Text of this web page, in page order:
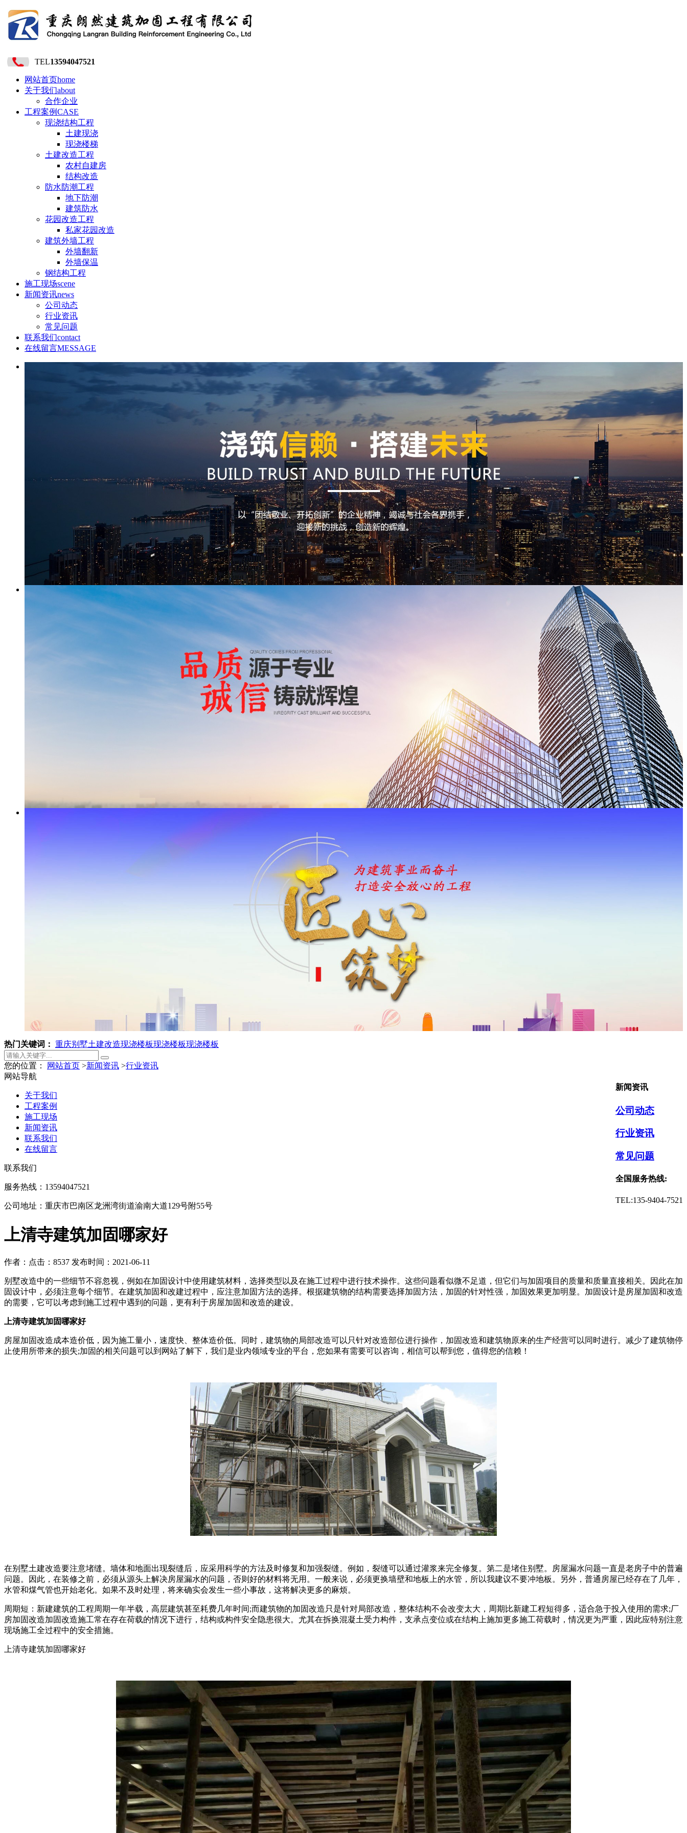
TEL13594047521
网站首页home
关于我们about
合作企业
工程案例CASE
现浇结构工程
土建现浇
现浇楼梯
土建改造工程
农村自建房
结构改造
防水防潮工程
地下防潮
建筑防水
花园改造工程
私家花园改造
建筑外墙工程
外墙翻新
外墙保温
钢结构工程
施工现场scene
新闻资讯news
公司动态
行业资讯
常见问题
联系我们contact
在线留言MESSAGE
热门关键词： 重庆别墅土建改造现浇楼板现浇楼板现浇楼板
您的位置： 网站首页 >新闻资讯 >行业资讯
新闻资讯
公司动态
行业资讯
常见问题
全国服务热线:
TEL:135-9404-7521
上清寺建筑加固哪家好
作者： 点击：8537 发布时间：2021-06-11
别墅改造中的一些细节不容忽视，例如在加固设计中使用建筑材料，选择类型以及在施工过程中进行技术操作。这些问题看似微不足道，但它们与加固项目的质量和质量直接相关。因此在加
固设计中，必须注意每个细节。在建筑加固和改建过程中，应注意加固方法的选择。根据建筑物的结构需要选择加固方法，加固的针对性强，加固效果更加明显。加固设计是房屋加固和改造
的需要，它可以考虑到施工过程中遇到的问题，更有利于房屋加固和改造的建设。
上清寺建筑加固哪家好
房屋加固改造成本造价低，因为施工量小，速度快、整体造价低。同时，建筑物的局部改造可以只针对改造部位进行操作，加固改造和建筑物原来的生产经营可以同时进行。减少了建筑物停
止使用所带来的损失;加固的相关问题可以到网站了解下，我们是业内领域专业的平台，您如果有需要可以咨询，相信可以帮到您，值得您的信赖！
在别墅土建改造要注意堵缝。墙体和地面出现裂缝后，应采用科学的方法及时修复和加强裂缝。例如，裂缝可以通过灌浆来完全修复。第二是堵住别墅。房屋漏水问题一直是老房子中的普遍
问题。因此，在装修之前，必须从源头上解决房屋漏水的问题，否则好的材料将无用。一般来说，必须更换墙壁和地板上的水管，所以我建议不要冲地板。另外，普通房屋已经存在了几年，
水管和煤气管也开始老化。如果不及时处理，将来确实会发生一些小事故，这将解决更多的麻烦。
周期短：新建建筑的工程周期一年半载，高层建筑甚至耗费几年时间;而建筑物的加固改造只是针对局部改造，整体结构不会改变太大，周期比新建工程短得多，适合急于投入使用的需求;厂
房加固改造加固改造施工常在存在荷载的情况下进行，结构或构件安全隐患很大。尤其在拆换混凝土受力构件，支承点变位或在结构上施加更多施工荷载时，情况更为严重，因此应特别注意
现场施工全过程中的安全措施。
上清寺建筑加固哪家好
网站导航
关于我们
工程案例
施工现场
新闻资讯
联系我们
在线留言
联系我们
服务热线：13594047521
公司地址：重庆市巴南区龙洲湾街道渝南大道129号附55号